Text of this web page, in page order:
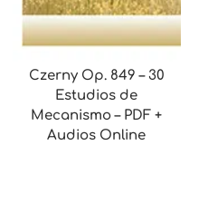
Czerny Op. 849 – 30
Estudios de
Mecanismo – PDF +
Audios Online